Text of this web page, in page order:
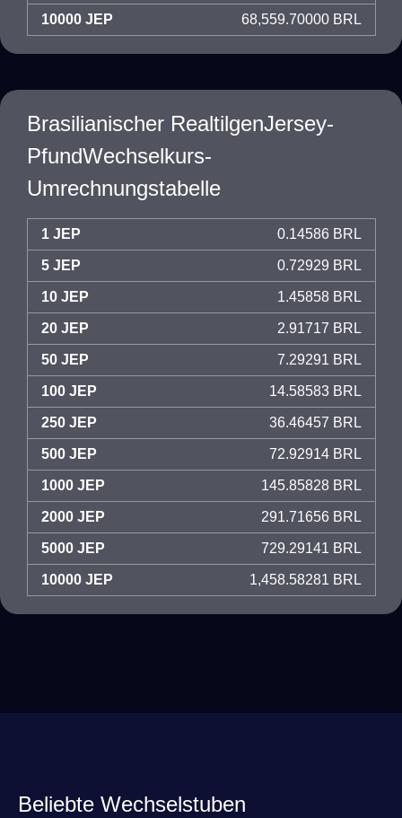
10000 JEP 68,559.70000 BRL
Brasilianischer RealtilgenJersey-
PfundWechselkurs-
Umrechnungstabelle
1 JEP 0.14586 BRL
5 JEP 0.72929 BRL
10 JEP 1.45858 BRL
20 JEP 2.91717 BRL
50 JEP 7.29291 BRL
100 JEP 14.58583 BRL
250 JEP 36.46457 BRL
500 JEP 72.92914 BRL
1000 JEP 145.85828 BRL
2000 JEP 291.71656 BRL
5000 JEP 729.29141 BRL
10000 JEP 1,458.58281 BRL
Beliebte Wechselstuben